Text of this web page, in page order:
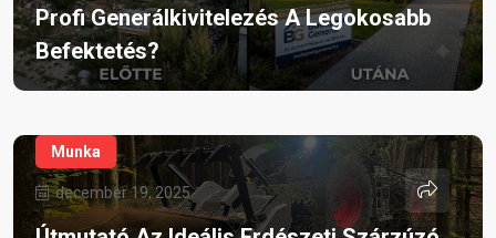
Profi Generálkivitelezés A Legokosabb
Befektetés?
Munka
december 19, 2025